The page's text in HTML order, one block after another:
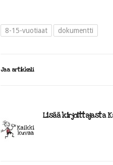
8-15-vuotiaat dokumentti
Jaa artikkeli
Lisää kirjoittajasta